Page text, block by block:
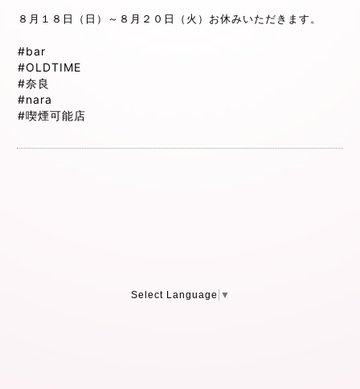
８月１８日（日）～８月２０日（火）お休みいただきます。
#bar
#OLDTIME
#奈良
#nara
#喫煙可能店
Select Language ▼